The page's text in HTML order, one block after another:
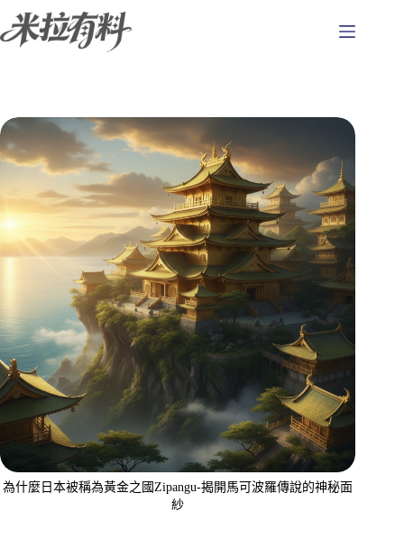
至
容
為什麼日本被稱為黃金之國Zipangu-揭開馬可波羅傳說的神秘面
紗